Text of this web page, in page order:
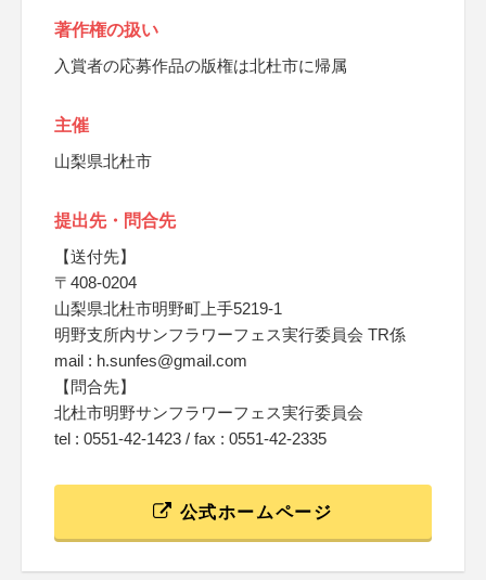
著作権の扱い
入賞者の応募作品の版権は北杜市に帰属
主催
山梨県北杜市
提出先・問合先
【送付先】
〒408-0204
山梨県北杜市明野町上手5219-1
明野支所内サンフラワーフェス実行委員会 TR係
mail : h.sunfes@gmail.com
【問合先】
北杜市明野サンフラワーフェス実行委員会
tel : 0551-42-1423 / fax : 0551-42-2335
公式ホームページ